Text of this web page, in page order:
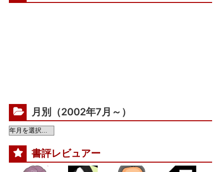
月別（2002年7月～）
書評レビュアー